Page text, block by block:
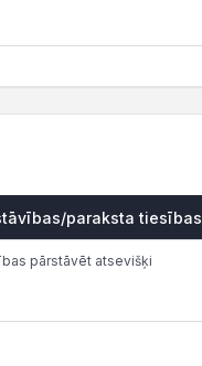
paraksta tiesības
pārstāvēt atsevišķi